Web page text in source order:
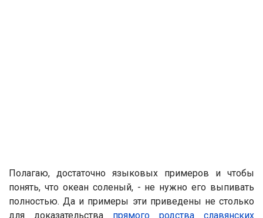
Полагаю, достаточно языковых примеров и чтобы
понять, что океан соленый, - не нужно его выпивать
полностью. Да и примеры эти приведены не столько
для доказательства прямого родства славянских